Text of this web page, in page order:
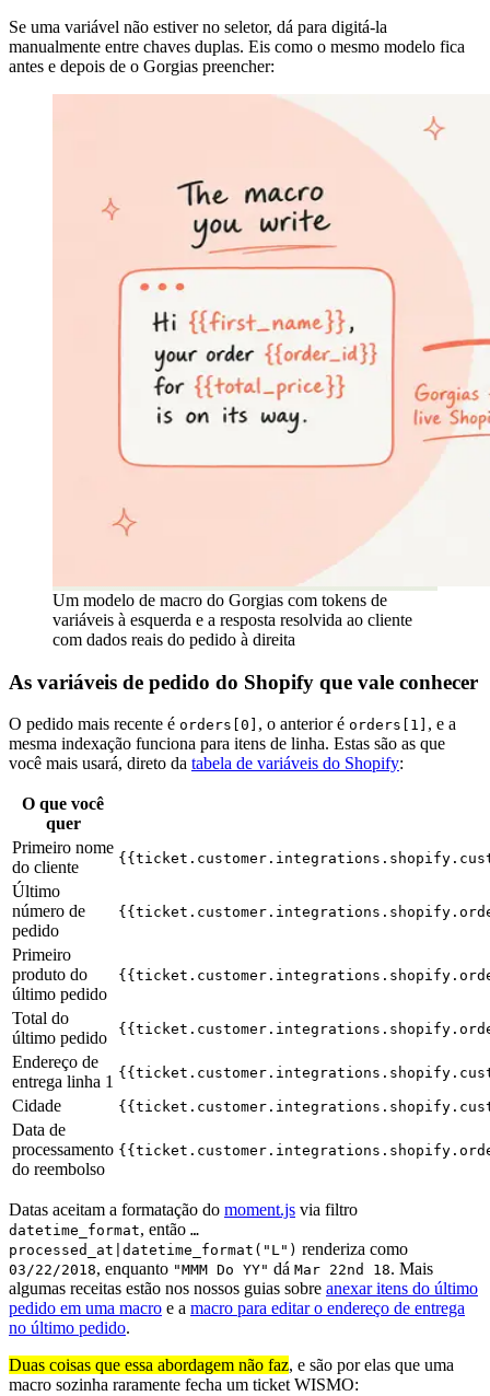
Se uma variável não estiver no seletor, dá para digitá-la
manualmente entre chaves duplas. Eis como o mesmo modelo fica
antes e depois de o Gorgias preencher:
Um modelo de macro do Gorgias com tokens de
variáveis à esquerda e a resposta resolvida ao cliente
com dados reais do pedido à direita
As variáveis de pedido do Shopify que vale conhecer
O pedido mais recente é orders[0] , o anterior é orders[1] , e a
mesma indexação funciona para itens de linha. Estas são as que
você mais usará, direto da tabela de variáveis do Shopify:
O que você
quer
Primeiro nome
do cliente
Último
número de
pedido
Primeiro
produto do
último pedido
Total do
último pedido
Endereço de
entrega linha 1
Cidade
Data de
processamento
do reembolso
Datas aceitam a formatação do moment.js via filtro
datetime_format, então …
processed_at|datetime_format("L") renderiza como
03/22/2018, enquanto "MMM Do YY" dá Mar 22nd 18. Mais
algumas receitas estão nos nossos guias sobre anexar itens do último
pedido em uma macro e a macro para editar o endereço de entrega
no último pedido.
Duas coisas que essa abordagem não faz, e são por elas que uma
macro sozinha raramente fecha um ticket WISMO: